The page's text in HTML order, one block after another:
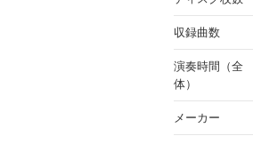
収録曲数
演奏時間（全
体）
メーカー